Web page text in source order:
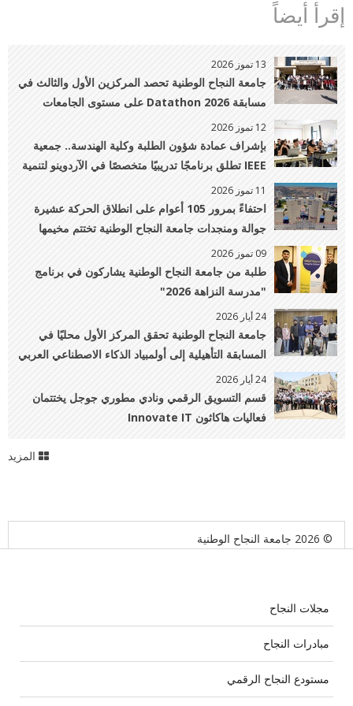
إقرأ أيضاً
13 تموز 2026
جامعة النجاح الوطنية تحصد المركزين الأول والثالث في
مسابقة Datathon 2026 على مستوى الجامعات
الفلسطينية
12 تموز 2026
بإشراف عمادة شؤون الطلبة وكلية الهندسة.. جمعية
IEEE تطلق برنامجًا تدريبيًا متخصصًا في الآردوينو لتنمية
مهارات الطلبة العملية
11 تموز 2026
احتفاءً بمرور 105 أعوام على انطلاق الحركة عشيرة
جوالة ومنجدات جامعة النجاح الوطنية تختتم مخيمها
الكشفي الـ32
09 تموز 2026
طلبة من جامعة النجاح الوطنية يشاركون في برنامج
"مدرسة النزاهة 2026"
24 أيار 2026
جامعة النجاح الوطنية تحقق المركز الأول محليًا في
المسابقة التأهيلية إلى أولمبياد الذكاء الاصطناعي العربي
24 أيار 2026
قسم التسويق الرقمي ونادي مطوري جوجل يختتمان
فعاليات هاكاثون Innovate IT
المزيد
© 2026 جامعة النجاح الوطنية
مجلات النجاح
مبادرات النجاح
مستودع النجاح الرقمي